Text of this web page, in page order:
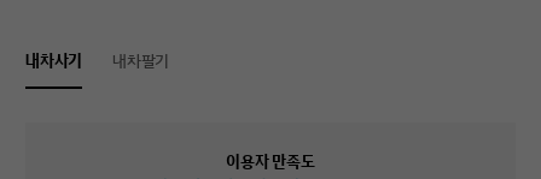
내차사기 내차팔기
이용자 만족도